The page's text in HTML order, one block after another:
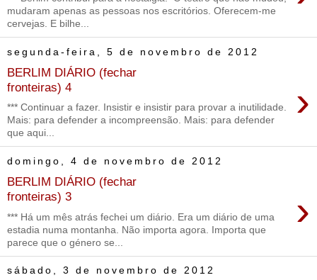
mudaram apenas as pessoas nos escritórios. Oferecem-me
cervejas. E bilhe...
segunda-feira, 5 de novembro de 2012
BERLIM DIÁRIO (fechar
fronteiras) 4
›
*** Continuar a fazer. Insistir e insistir para provar a inutilidade.
Mais: para defender a incompreensão. Mais: para defender
que aqui...
domingo, 4 de novembro de 2012
BERLIM DIÁRIO (fechar
fronteiras) 3
›
*** Há um mês atrás fechei um diário. Era um diário de uma
estadia numa montanha. Não importa agora. Importa que
parece que o género se...
sábado, 3 de novembro de 2012